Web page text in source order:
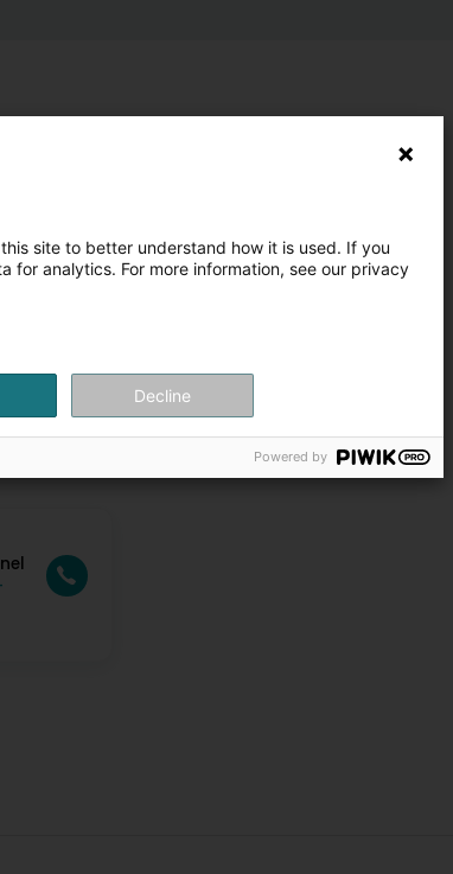
site to better understand how it is used. If you
for analytics. For more information, see our privacy
Decline
Powered by